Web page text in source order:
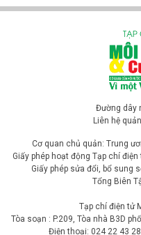
Tin trong nước
Bắc Bộ mưa lớn 3